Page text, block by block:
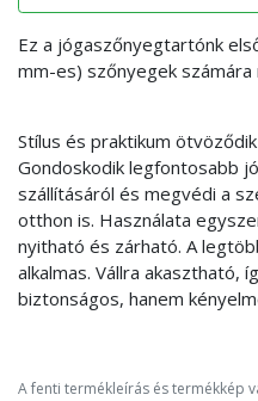
Ez a jógaszőnyegtartónk
mm-es) szőnyegek
Stílus és praktikum
Gondoskodik legfontosabb
szállításáról és megvédi a
otthon is. Használata
nyitható és zárható. A
alkalmas. Vállra akasztható,
biztonságos, hanem
A fenti termékleírás és termékkép